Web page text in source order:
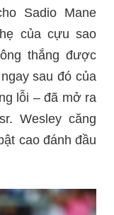
Sadio Mane
của cựu sao
thắng được
sau đó của
lỗi – đã mở ra
Wesley căng
cao đánh đầu